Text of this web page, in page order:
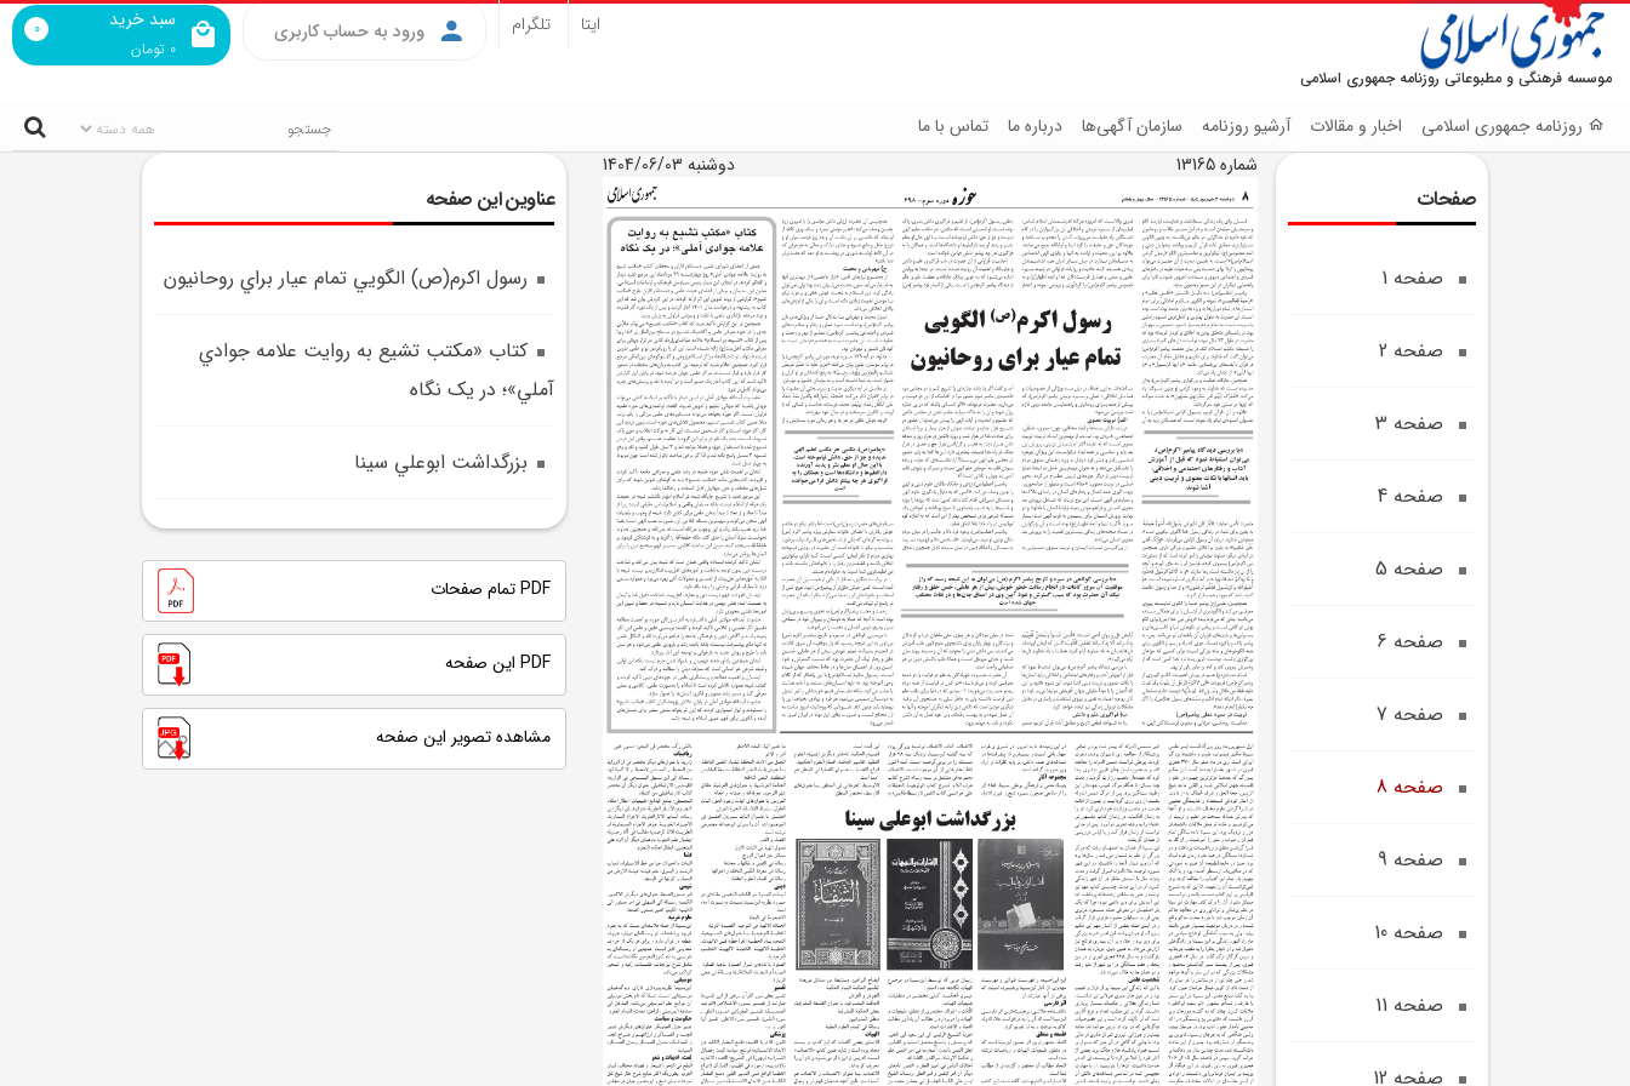
موسسه فرهنگی و مطبوعاتی روزنامه جمهوری اسلامی
سبد خرید
0 تومان
0 ورود به حساب کاربری ایتا تلگرام
روزنامه جمهوری اسلامی اخبار و مقالات آرشیو روزنامه سازمان آگهی‌ها درباره ما تماس با ما
صفحات
صفحه 1
صفحه 2
صفحه 3
صفحه 4
صفحه 5
صفحه 6
صفحه 7
صفحه 8
صفحه 9
صفحه 10
صفحه 11
صفحه 12
شماره 13165 دوشنبه 1404/06/03
عناوین این صفحه
رسول اکرم(ص) الگويي تمام عيار براي روحانيون
کتاب «مکتب تشيع به روايت علامه جوادي
آملي»؛ در يک نگاه
بزرگداشت ابوعلي سينا
PDF تمام صفحات
PDF این صفحه
مشاهده تصویر این صفحه